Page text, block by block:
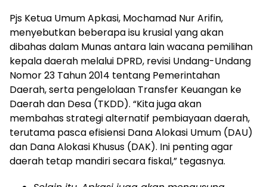
Pjs Ketua Umum Apkasi, Mochamad Nur Arifin,
menyebutkan beberapa isu krusial yang akan
dibahas dalam Munas antara lain wacana pemilihan
kepala daerah melalui DPRD, revisi Undang-Undang
Nomor 23 Tahun 2014 tentang Pemerintahan
Daerah, serta pengelolaan Transfer Keuangan ke
Daerah dan Desa (TKDD). “Kita juga akan
membahas strategi alternatif pembiayaan daerah,
terutama pasca efisiensi Dana Alokasi Umum (DAU)
dan Dana Alokasi Khusus (DAK). Ini penting agar
daerah tetap mandiri secara fiskal,” tegasnya.